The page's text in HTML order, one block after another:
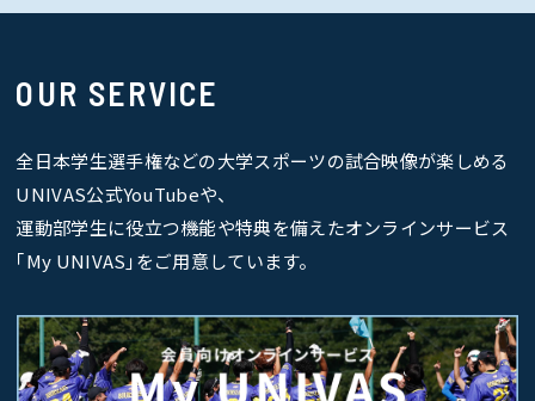
OUR SERVICE
全日本学生選手権などの大学スポーツの試合映像が楽しめる
UNIVAS公式YouTubeや、
運動部学生に役立つ機能や特典を備えたオンラインサービス
｢My UNIVAS｣をご用意しています。